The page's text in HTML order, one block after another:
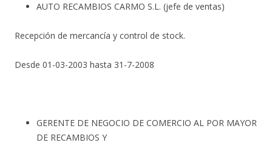
AUTO RECAMBIOS CARMO S.L. (jefe de ventas)
Recepción de mercancía y control de stock.
Desde 01-03-2003 hasta 31-7-2008
GERENTE DE NEGOCIO DE COMERCIO AL POR MAYOR
DE RECAMBIOS Y